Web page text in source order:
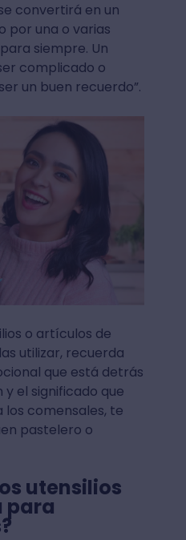
convertirá en un
por una o varias
siempre. Un
complicado o
un buen recuerdo”.
o artículos de
utilizar, recuerda
que está detrás
el significado que
comensales, te
pastelero o
utensilios
para